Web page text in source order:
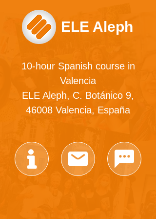
ELE Aleph
10-hour Spanish course in
Valencia
ELE Aleph, C. Botánico 9,
46008 Valencia, España